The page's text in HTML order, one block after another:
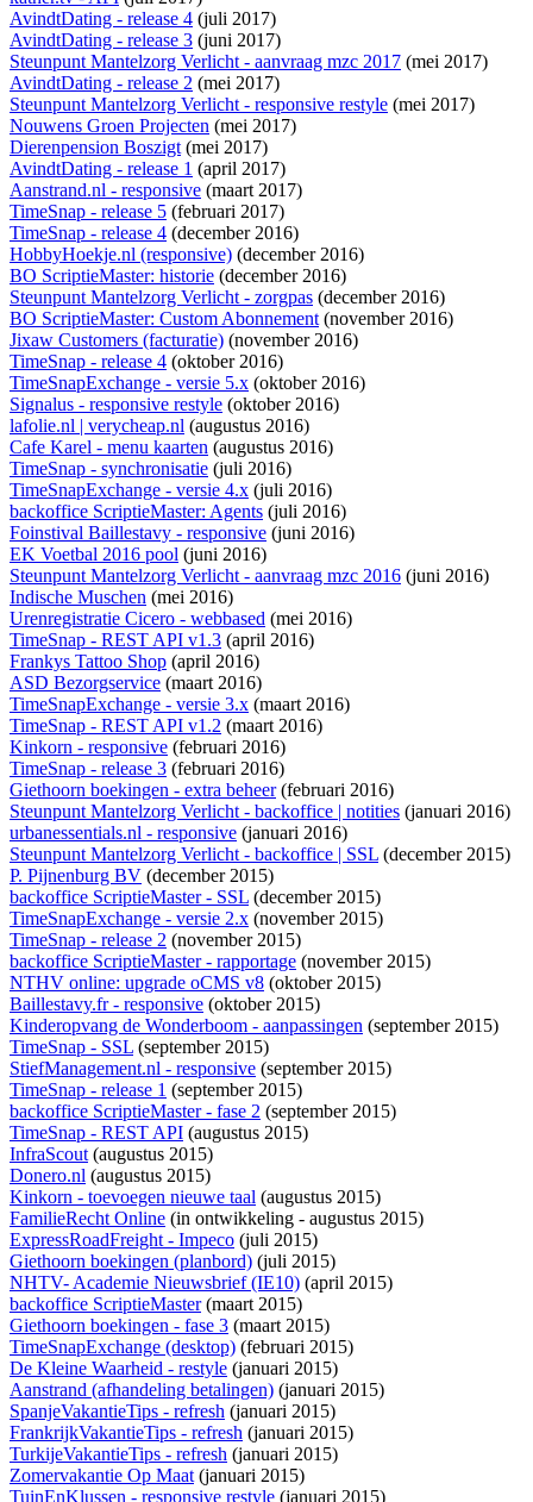
AvindtDating - release 4 (juli 2017)
AvindtDating - release 3 (juni 2017)
Steunpunt Mantelzorg Verlicht - aanvraag mzc 2017 (mei 2017)
AvindtDating - release 2 (mei 2017)
Steunpunt Mantelzorg Verlicht - responsive restyle (mei 2017)
Nouwens Groen Projecten (mei 2017)
Dierenpension Boszigt(mei 2017)
AvindtDating - release 1 (april 2017)
Aanstrand.nl - responsive (maart 2017)
TimeSnap - release 5 (februari 2017)
TimeSnap - release 4 (december 2016)
HobbyHoekje.nl (responsive) (december 2016)
BO ScriptieMaster: historie (december 2016)
Steunpunt Mantelzorg Verlicht - zorgpas (december 2016)
BO ScriptieMaster: Custom Abonnement(november 2016)
Jixaw Customers (facturatie) (november 2016)
TimeSnap - release 4 (oktober 2016)
TimeSnapExchange - versie 5.x (oktober 2016)
Signalus - responsive restyle (oktober 2016)
lafolie.nl | verycheap.nl (augustus 2016)
Cafe Karel - menu kaarten (augustus 2016)
TimeSnap - synchronisatie (juli 2016)
TimeSnapExchange - versie 4.x (juli 2016)
backoffice ScriptieMaster: Agents (juli 2016)
Foinstival Baillestavy - responsive (juni 2016)
EK Voetbal 2016 pool (juni 2016)
Steunpunt Mantelzorg Verlicht - aanvraag mzc 2016 (juni 2016)
Indische Muschen (mei 2016)
Urenregistratie Cicero - webbased (mei 2016)
TimeSnap - REST API v1.3 (april 2016)
Frankys Tattoo Shop (april 2016)
ASD Bezorgservice (maart 2016)
TimeSnapExchange - versie 3.x (maart 2016)
TimeSnap - REST API v1.2 (maart 2016)
Kinkorn - responsive (februari 2016)
TimeSnap - release 3 (februari 2016)
Giethoorn boekingen - extra beheer(februari 2016)
Steunpunt Mantelzorg Verlicht - backoffice | notities (januari 2016)
urbanessentials.nl - responsive (januari 2016)
Steunpunt Mantelzorg Verlicht - backoffice | SSL (december 2015)
P. Pijnenburg BV (december 2015)
backoffice ScriptieMaster - SSL (december 2015)
TimeSnapExchange - versie 2.x (november 2015)
TimeSnap - release 2 (november 2015)
backoffice ScriptieMaster - rapportage (november 2015)
NTHV online: upgrade oCMS v8 (oktober 2015)
Baillestavy.fr - responsive (oktober 2015)
Kinderopvang de Wonderboom - aanpassingen (september 2015)
TimeSnap - SSL (september 2015)
StiefManagement.nl - responsive (september 2015)
TimeSnap - release 1 (september 2015)
backoffice ScriptieMaster - fase 2 (september 2015)
TimeSnap - REST API (augustus 2015)
InfraScout(augustus 2015)
Donero.nl (augustus 2015)
Kinkorn - toevoegen nieuwe taal (augustus 2015)
FamilieRecht Online (in ontwikkeling - augustus 2015)
ExpressRoadFreight - Impeco (juli 2015)
Giethoorn boekingen (planbord) (juli 2015)
NHTV- Academie Nieuwsbrief (IE10) (april 2015)
backoffice ScriptieMaster(maart 2015)
Giethoorn boekingen - fase 3 (maart 2015)
TimeSnapExchange (desktop) (februari 2015)
De Kleine Waarheid - restyle (januari 2015)
Aanstrand (afhandeling betalingen) (januari 2015)
SpanjeVakantieTips - refresh (januari 2015)
FrankrijkVakantieTips - refresh (januari 2015)
TurkijeVakantieTips - refresh (januari 2015)
Zomervakantie Op Maat(januari 2015)
TuinEnKlussen - responsive restyle (januari 2015)